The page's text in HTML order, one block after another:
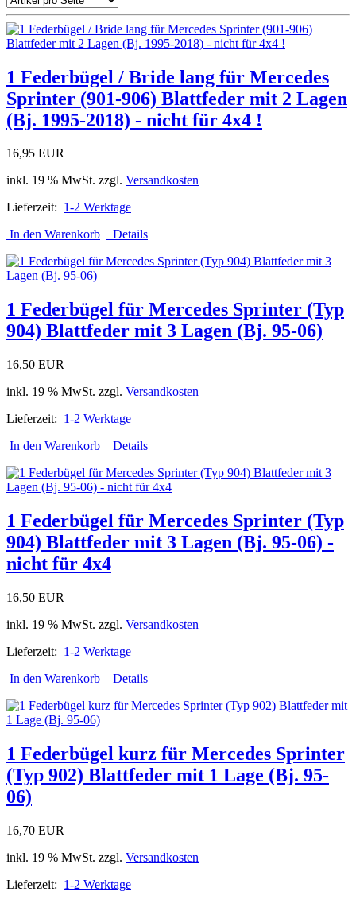
1 Federbügel / Bride lang für Mercedes
Sprinter (901-906) Blattfeder mit 2 Lagen
(Bj. 1995-2018) - nicht für 4x4 !
16,95 EUR
inkl. 19 % MwSt. zzgl. Versandkosten
Lieferzeit: 1-2 Werktage
In den Warenkorb
Details
1 Federbügel für Mercedes Sprinter (Typ
904) Blattfeder mit 3 Lagen (Bj. 95-06)
16,50 EUR
inkl. 19 % MwSt. zzgl. Versandkosten
Lieferzeit: 1-2 Werktage
In den Warenkorb
Details
1 Federbügel für Mercedes Sprinter (Typ
904) Blattfeder mit 3 Lagen (Bj. 95-06) -
nicht für 4x4
16,50 EUR
inkl. 19 % MwSt. zzgl. Versandkosten
Lieferzeit: 1-2 Werktage
In den Warenkorb
Details
1 Federbügel kurz für Mercedes Sprinter
(Typ 902) Blattfeder mit 1 Lage (Bj. 95-
06)
16,70 EUR
inkl. 19 % MwSt. zzgl. Versandkosten
Lieferzeit: 1-2 Werktage